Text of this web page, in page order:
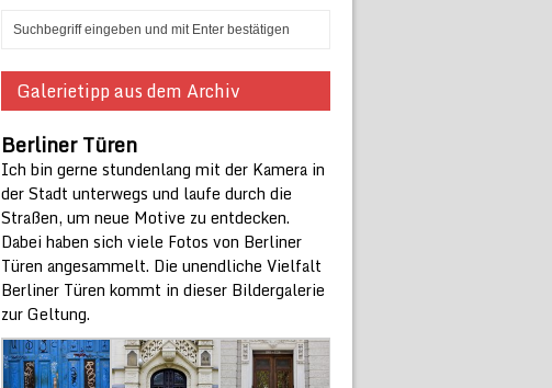
Galerietipp aus dem Archiv
Berliner Türen
Ich bin gerne stundenlang mit der Kamera in
der Stadt unterwegs und laufe durch die
Straßen, um neue Motive zu entdecken.
Dabei haben sich viele Fotos von Berliner
Türen angesammelt. Die unendliche Vielfalt
Berliner Türen kommt in dieser Bildergalerie
zur Geltung.